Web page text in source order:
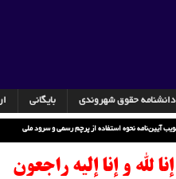
دانشنامه حقوق شهروندی بایگانی
تصویب آیین‌نامه نحوه استفاده از پرچم
إنا لله و إنا إلیه راجعون